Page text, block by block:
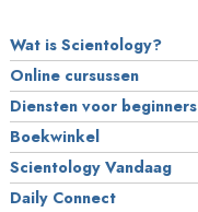
Wat is Scientology?
Online cursussen
Diensten voor beginners
Boekwinkel
Scientology Vandaag
Daily Connect